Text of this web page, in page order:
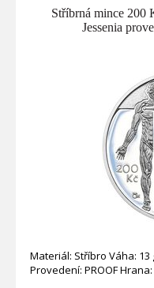
Stříbrná mince 200
Jessenia
Materiál: Stříbro Váha: 13